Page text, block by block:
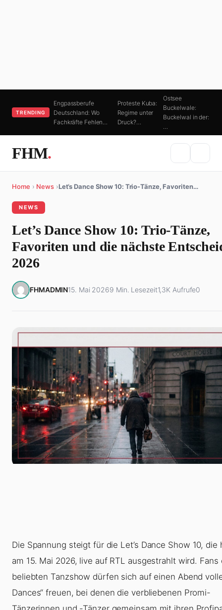
TRENDING
Engpassberufe
Deutschland: Wo
Fachkräfte Fehlen…
Proteste Kuba:
Regime unter
Druck?…
Ostsee
Buckelwale:
Buckelwal in der:
…
FHM.
Home › News ›Let’s Dance Show 10: Trio-Tänze, Favoriten…
NEWS
Let’s Dance Show 10: Trio-Tänze,
Favoriten und die nächste
2026
FHMADMIN15. Mai 20269 Min. Lesezeit1,3K Aufrufe0
Die Spannung steigt für die Let’s Dance Show 10, die
am 15. Mai 2026, live auf RTL ausgestrahlt wird. Fans
beliebten Tanzshow dürfen sich auf einen Abend
Dances“ freuen, bei denen die verbliebenen Promi-